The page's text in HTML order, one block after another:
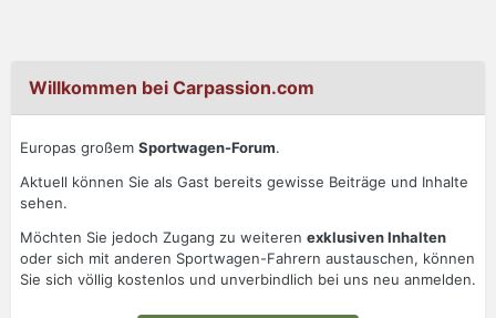
Willkommen bei Carpassion.com
Europas großem Sportwagen-Forum.
Aktuell können Sie als Gast bereits gewisse Beiträge und Inhalte
sehen.
Möchten Sie jedoch Zugang zu weiteren exklusiven Inhalten
oder sich mit anderen Sportwagen-Fahrern austauschen, können
Sie sich völlig kostenlos und unverbindlich bei uns neu anmelden.